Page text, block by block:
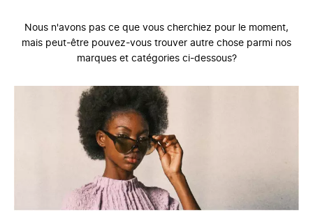
Nous n'avons pas ce que vous cherchiez pour le moment,
mais peut-être pouvez-vous trouver autre chose parmi nos
marques et catégories ci-dessous?